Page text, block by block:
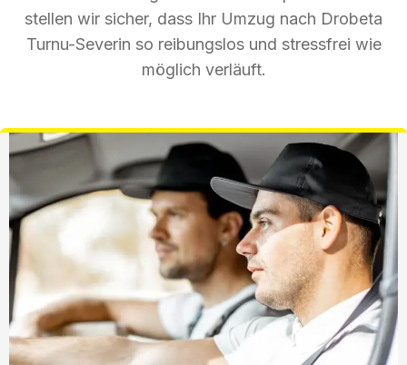
stellen wir sicher, dass Ihr Umzug nach Drobeta
Turnu-Severin so reibungslos und stressfrei wie
möglich verläuft.